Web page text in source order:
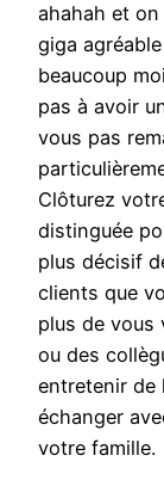
ahahah et on
giga
beaucoup
pas à avoir
vous pas
Clôturez
distinguée
plus décisif
clients que
plus de vous
ou des
entretenir de
échanger
votre famille.